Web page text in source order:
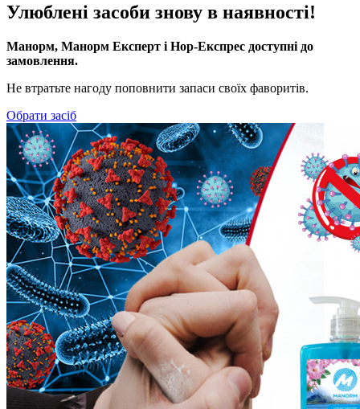
Улюблені засоби знову в наявності!
Манорм, Манорм Експерт і Нор-Експрес доступні до
замовлення.
Не втратьте нагоду поповнити запаси своїх фаворитів.
Обрати засіб